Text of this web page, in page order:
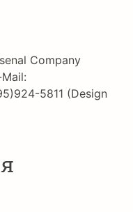
Company
5811 (Design